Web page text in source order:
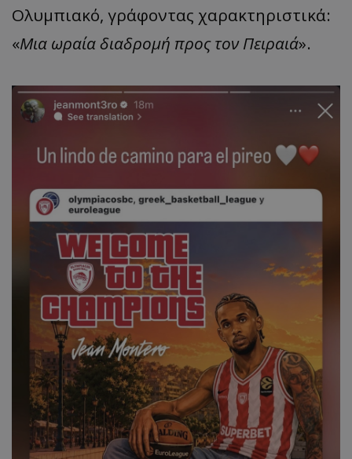
Ολυμπιακό, γράφοντας χαρακτηριστικά:
«Μια ωραία διαδρομή προς τον Πειραιά».